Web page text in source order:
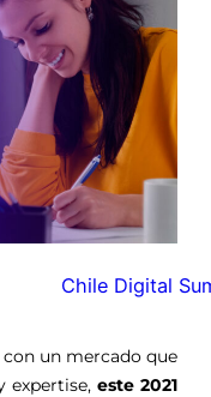
un mercado que
expertise, este 2021